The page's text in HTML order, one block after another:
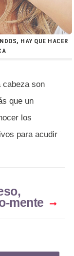
HAY QUE HACER
cabeza son
que un
los
para acudir
mente